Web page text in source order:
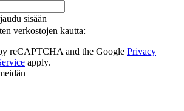
sisään
verkostojen kautta:
reCAPTCHA and the Google Privacy
apply.